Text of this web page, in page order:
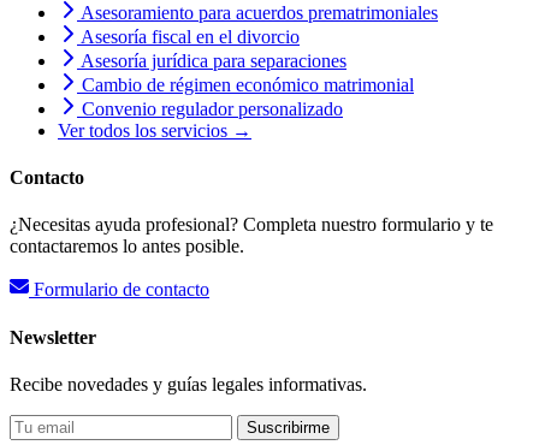
Asesoramiento para acuerdos prematrimoniales
Asesoría fiscal en el divorcio
Asesoría jurídica para separaciones
Cambio de régimen económico matrimonial
Convenio regulador personalizado
Ver todos los servicios →
Contacto
¿Necesitas ayuda profesional? Completa nuestro formulario y te
contactaremos lo antes posible.
Formulario de contacto
Newsletter
Recibe novedades y guías legales informativas.
Suscribirme